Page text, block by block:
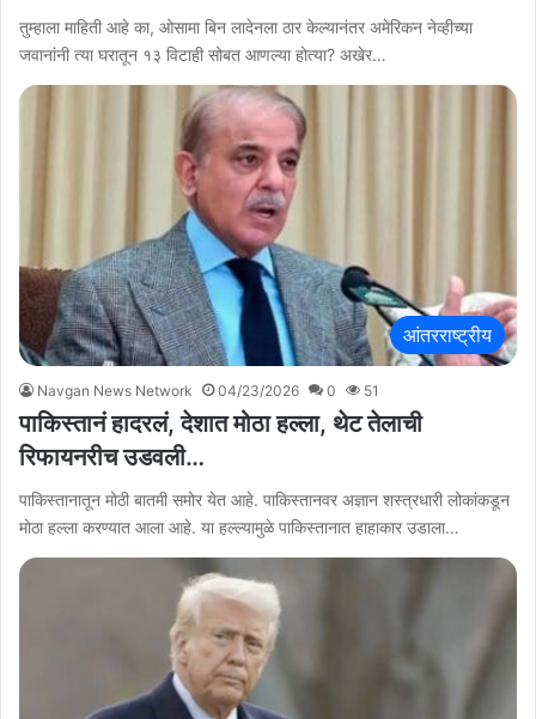
तुम्हाला माहिती आहे का, ओसामा बिन लादेनला ठार केल्यानंतर अमेरिकन नेव्हीच्या
जवानांनी त्या घरातून १३ विटाही सोबत आणल्या होत्या? अखेर…
आंतरराष्ट्रीय
Navgan News Network 04/23/2026 0 51
पाकिस्तानं हादरलं, देशात मोठा हल्ला, थेट तेलाची
रिफायनरीच उडवली…
पाकिस्तानातून मोठी बातमी समोर येत आहे. पाकिस्तानवर अज्ञान शस्त्रधारी लोकांकडून
मोठा हल्ला करण्यात आला आहे. या हल्ल्यामुळे पाकिस्तानात हाहाकार उडाला…